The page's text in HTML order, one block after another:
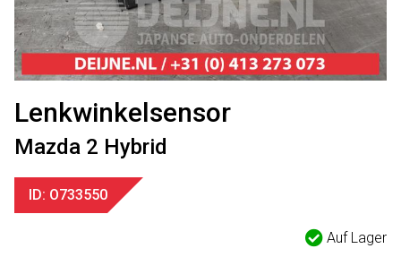
Lenkwinkelsensor
Mazda 2 Hybrid
ID: O733550
Auf Lager